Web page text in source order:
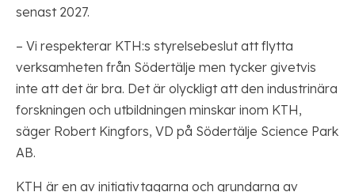
senast 2027.
– Vi respekterar KTH:s styrelsebeslut att flytta
verksamheten från Södertälje men tycker givetvis
inte att det är bra. Det är olyckligt att den industrinära
forskningen och utbildningen minskar inom KTH,
säger Robert Kingfors, VD på Södertälje Science Park
AB.
KTH är en av initiativtagarna och grundarna av